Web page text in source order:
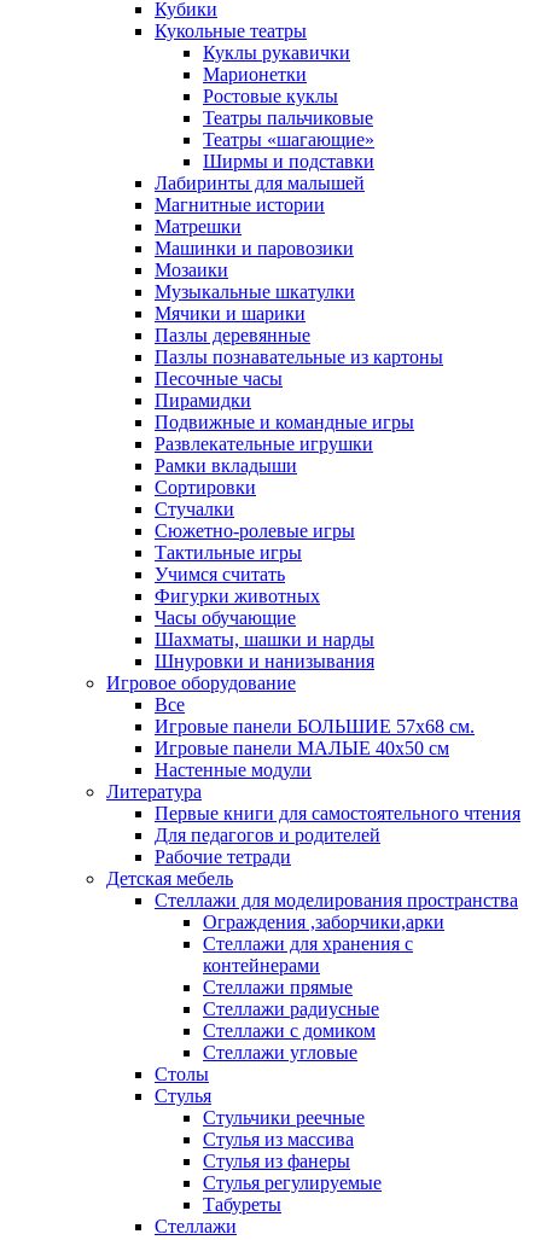
Кубики
Кукольные театры
Куклы рукавички
Марионетки
Ростовые куклы
Театры пальчиковые
Театры «шагающие»
Ширмы и подставки
Лабиринты для малышей
Магнитные истории
Матрешки
Машинки и паровозики
Мозаики
Музыкальные шкатулки
Мячики и шарики
Пазлы деревянные
Пазлы познавательные из картоны
Песочные часы
Пирамидки
Подвижные и командные игры
Развлекательные игрушки
Рамки вкладыши
Сортировки
Стучалки
Сюжетно-ролевые игры
Тактильные игры
Учимся считать
Фигурки животных
Часы обучающие
Шахматы, шашки и нарды
Шнуровки и нанизывания
Игровое оборудование
Все
Игровые панели БОЛЬШИЕ 57х68 см.
Игровые панели МАЛЫЕ 40х50 см
Настенные модули
Литература
Первые книги для самостоятельного чтения
Для педагогов и родителей
Рабочие тетради
Детская мебель
Стеллажи для моделирования пространства
Ограждения ,заборчики,арки
Стеллажи для хранения с
контейнерами
Стеллажи прямые
Стеллажи радиусные
Стеллажи с домиком
Стеллажи угловые
Столы
Стулья
Стульчики реечные
Стулья из массива
Стулья из фанеры
Стулья регулируемые
Табуреты
Стеллажи